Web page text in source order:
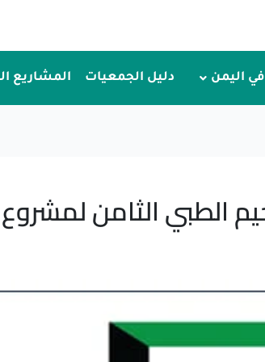
في اليمن دليل الجمعيات المشاريع
الثامن لمشروع لعام